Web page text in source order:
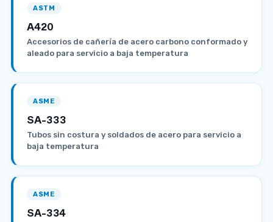
ASTM
A420
Accesorios de cañería de acero carbono conformado y
aleado para servicio a baja temperatura
ASME
SA-333
Tubos sin costura y soldados de acero para servicio a
baja temperatura
ASME
SA-334